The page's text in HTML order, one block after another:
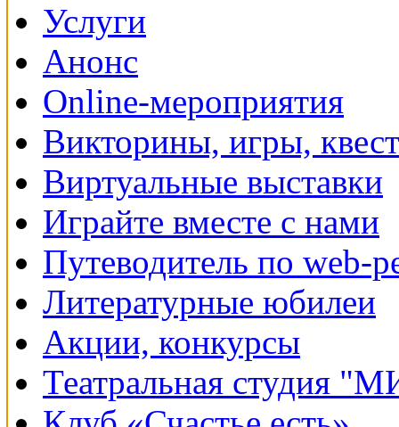
Услуги
Анонс
Online-мероприятия
Викторины, игры,
Виртуальные выставки
Играйте вместе с нами
Путеводитель по web-
Литературные юбилеи
Акции, конкурсы
Театральная студия